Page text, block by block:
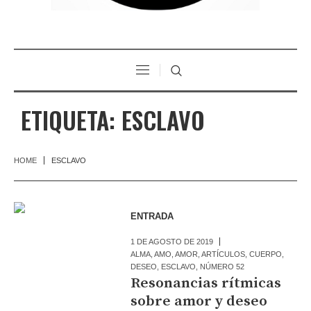
ETIQUETA: ESCLAVO
HOME ESCLAVO
ENTRADA
1 DE AGOSTO DE 2019
ALMA ,AMO ,AMOR ,ARTÍCULOS ,CUERPO
DESEO
ESCLAVO NÚMERO 52
Resonancias rítmicas
sobre amor y deseo